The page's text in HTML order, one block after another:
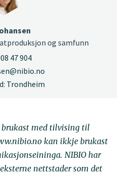
og samfunn
47 904
Trondheim
brukast med tilvising til
kan ikkje brukast
NIBIO har
nettstader som det